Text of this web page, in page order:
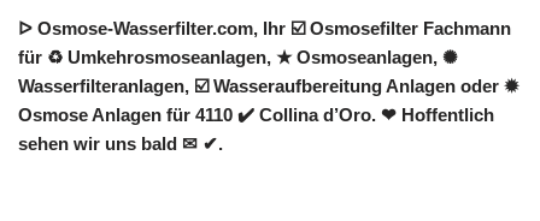
ᐅ Osmose-Wasserfilter.com, Ihr ☑️ Osmosefilter Fachmann
für ♻ Umkehrosmoseanlagen, ★ Osmoseanlagen, ✺
Wasserfilteranlagen, ☑️ Wasseraufbereitung Anlagen oder ✹
Osmose Anlagen für 4110 ✔️ Collina d’Oro. ❤ Hoffentlich
sehen wir uns bald ✉ ✔.